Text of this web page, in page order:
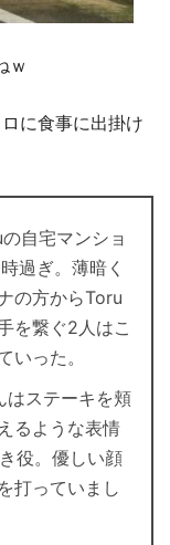
ｗ
に食事に出掛け
自宅マンショ
過ぎ。薄暗く
の方からToru
を繋ぐ2人はこ
いった。
はステーキを頬
るような表情
役。優しい顔
打っていまし